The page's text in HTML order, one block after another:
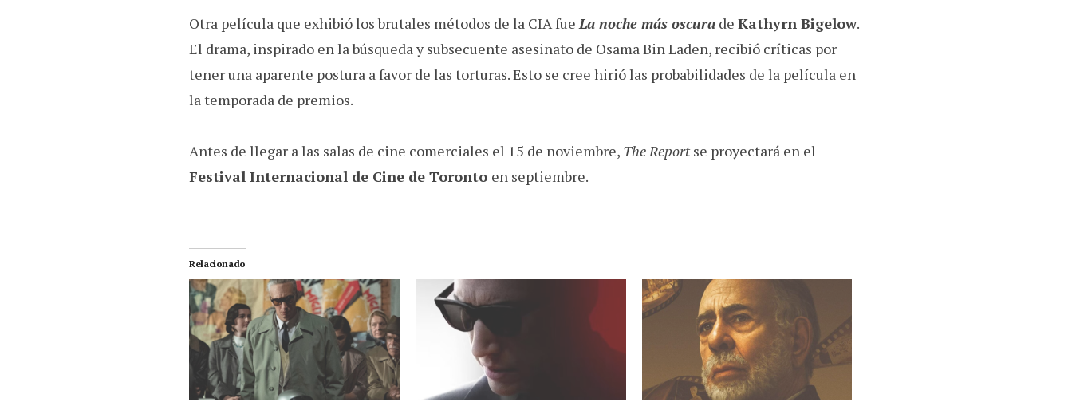
Otra película que exhibió los brutales métodos de la CIA fueLa noche más oscura de Kathyrn Bigelow.
El drama, inspirado en la búsqueda y subsecuente asesinato de Osama Bin Laden, recibió críticas por
tener una aparente postura a favor de las torturas. Esto se cree hirió las probabilidades de la película en
la temporada de premios.
Antes de llegar a las salas de cine comerciales el 15 de noviembre, The Reportse proyectará en el
Festival Internacional de Cine de Toronto en septiembre.
Relacionado